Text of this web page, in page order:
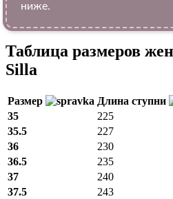
ниже.
Таблица размеров
Silla
Размер
Длина ступни
35
225
35.5
227
36
230
36.5
235
37
240
37.5
243